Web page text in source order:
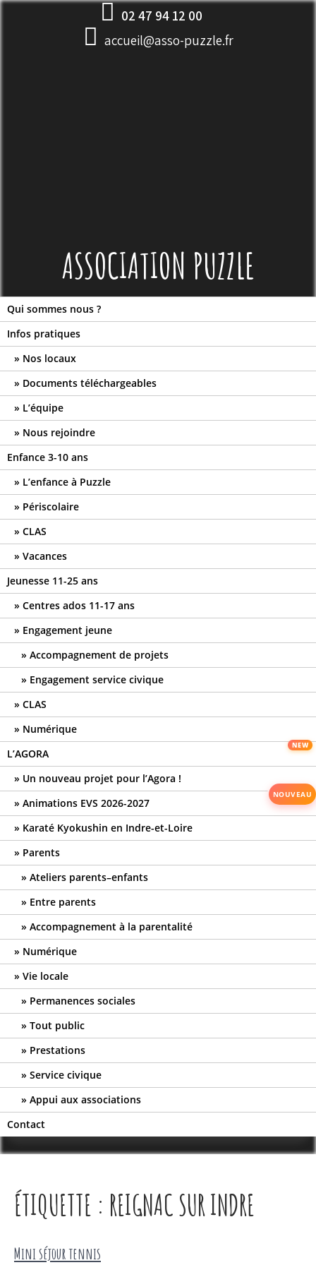
Skip
02 47 94 12 00
accueil@asso-puzzle.fr
ASSOCIATION PUZZLE
Qui sommes nous ?
Infos pratiques
Nos locaux
Documents téléchargeables
L’équipe
Nous rejoindre
Enfance 3-10 ans
L’enfance à Puzzle
Périscolaire
CLAS
Vacances
Jeunesse 11-25 ans
Centres ados 11-17 ans
Engagement jeune
Accompagnement de projets
Engagement service civique
CLAS
Numérique
L’AGORA
Un nouveau projet pour l’Agora !
Animations EVS 2026-2027
Karaté Kyokushin en Indre-et-Loire
Parents
Ateliers parents–enfants
Entre parents
Accompagnement à la parentalité
Numérique
Vie locale
Permanences sociales
Tout public
Prestations
Service civique
Appui aux associations
Contact
ÉTIQUETTE : REIGNAC SUR INDRE
Mini séjour tennis